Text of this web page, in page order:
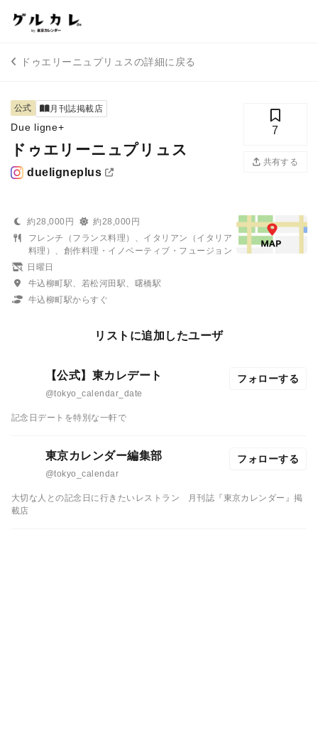
ドゥエリーニュプリュスの詳細に戻る
公式 月刊誌掲載店
Due ligne+
ドゥエリーニュプリュス
dueligneplus
7
共有する
約28,000円
約28,000円
フレンチ（フランス料理）、イタリアン（イタリア
料理）、創作料理・イノベーティブ・フュージョン
日曜日
牛込柳町駅、若松河田駅、曙橋駅
牛込柳町駅からすぐ
リストに追加したユーザ
【公式】東カレデート
@tokyo_calendar_date
フォローする
記念日デートを特別な一軒で
東京カレンダー編集部
@tokyo_calendar
フォローする
大切な人との記念日に行きたいレストラン
月刊誌『東京カレンダー』掲
載店